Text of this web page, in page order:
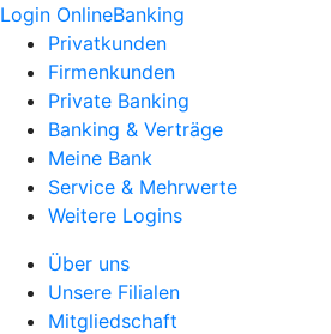
Login OnlineBanking
Privatkunden
Firmenkunden
Private Banking
Banking & Verträge
Meine Bank
Service & Mehrwerte
Weitere Logins
Über uns
Unsere Filialen
Mitgliedschaft